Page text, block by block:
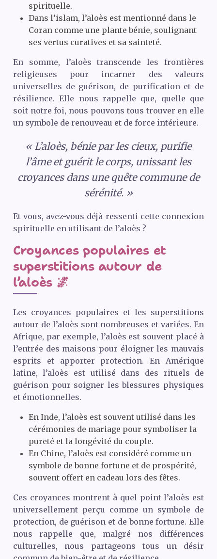
spirituelle.
Dans l’islam, l’aloès est mentionné dans le
Coran comme une plante bénie, soulignant
ses vertus curatives et sa sainteté.
En somme, l’aloès transcende les frontières
religieuses pour incarner des valeurs
universelles de guérison, de purification et de
résilience. Elle nous rappelle que, quelle que
soit notre foi, nous pouvons tous trouver en elle
un symbole de renouveau et de force intérieure.
« L’aloès, bénie par les cieux, purifie
l’âme et guérit le corps, unissant les
croyances dans une quête commune de
sérénité. »
Et vous, avez-vous déjà ressenti cette connexion
spirituelle en utilisant de l’aloès ?
Croyances populaires et
superstitions autour de
l’aloès 🌌
Les croyances populaires et les superstitions
autour de l’aloès sont nombreuses et variées. En
Afrique, par exemple, l’aloès est souvent placé à
l’entrée des maisons pour éloigner les mauvais
esprits et apporter protection. En Amérique
latine, l’aloès est utilisé dans des rituels de
guérison pour soigner les blessures physiques
et émotionnelles.
En Inde, l’aloès est souvent utilisé dans les
cérémonies de mariage pour symboliser la
pureté et la longévité du couple.
En Chine, l’aloès est considéré comme un
symbole de bonne fortune et de prospérité,
souvent offert en cadeau lors des fêtes.
Ces croyances montrent à quel point l’aloès est
universellement perçu comme un symbole de
protection, de guérison et de bonne fortune. Elle
nous rappelle que, malgré nos différences
culturelles, nous partageons tous un désir